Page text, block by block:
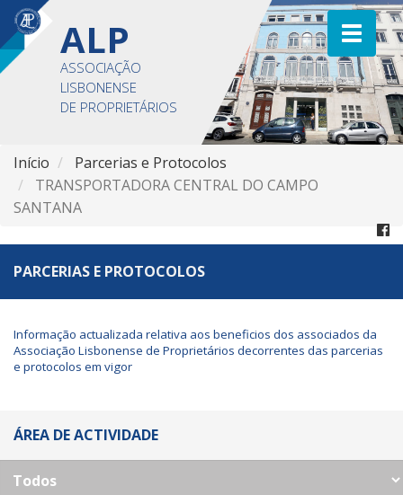
ALP
ASSOCIAÇÃO
LISBONENSE
DE PROPRIETÁRIOS
Início
Parcerias e Protocolos
TRANSPORTADORA CENTRAL DO CAMPO
SANTANA
PARCERIAS E PROTOCOLOS
Informação actualizada relativa aos beneficios dos associados da
Associação Lisbonense de Proprietários decorrentes das parcerias
e protocolos em vigor
ÁREA DE ACTIVIDADE